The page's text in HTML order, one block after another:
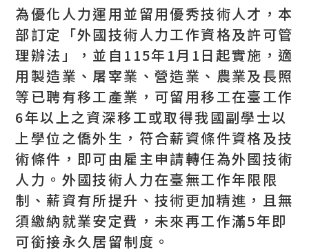
為優化人力運用並留用優秀技術人才，本
部訂定「外國技術人力工作資格及許可管
理辦法」，並自115年1月1日起實施，適
用製造業、屠宰業、營造業、農業及長照
等已聘有移工產業，可留用移工在臺工作
6年以上之資深移工或取得我國副學士以
上學位之僑外生，符合薪資條件資格及技
術條件，即可由雇主申請轉任為外國技術
人力。外國技術人力在臺無工作年限限
制、薪資有所提升、技術更加精進，且無
須繳納就業安定費，未來再工作滿5年即
可銜接永久居留制度。